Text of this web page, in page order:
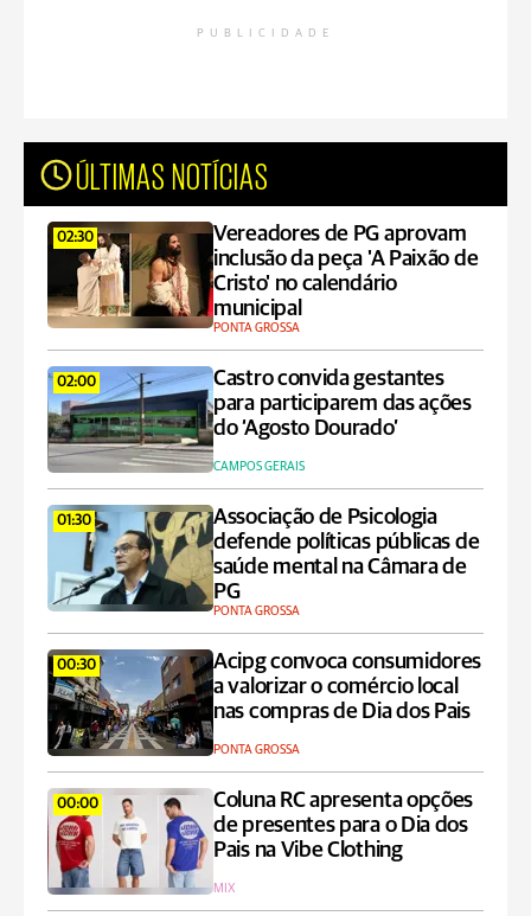
PUBLICIDADE
ÚLTIMAS NOTÍCIAS
02:30
Vereadores de PG aprovam
inclusão da peça 'A Paixão de
Cristo' no calendário
municipal
PONTA GROSSA
02:00
Castro convida gestantes
para participarem das ações
do ‘Agosto Dourado’
CAMPOS GERAIS
01:30
Associação de Psicologia
defende políticas públicas de
saúde mental na Câmara de
PG
PONTA GROSSA
00:30
Acipg convoca consumidores
a valorizar o comércio local
nas compras de Dia dos Pais
PONTA GROSSA
00:00
Coluna RC apresenta opções
de presentes para o Dia dos
Pais na Vibe Clothing
MIX